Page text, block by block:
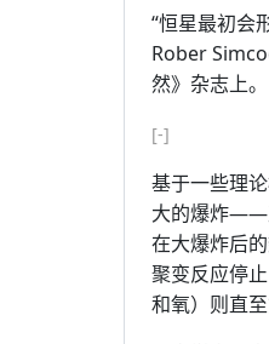
“恒星最初会
Rober
然》杂志上。
[-]
基于一些理
大的爆炸——
在大爆炸后
聚变反应停
和氧）则直